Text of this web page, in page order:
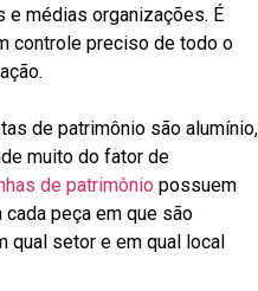
e médias organizações. É
controle preciso de todo o
de patrimônio são alumínio,
muito do fator de
de patrimônio possuem
peça em que são
qual setor e em qual local